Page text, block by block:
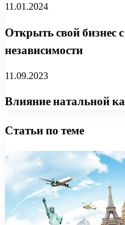
11.01.2024
Открыть свой бизнес
независимости
11.09.2023
Влияние натальной
Статьи по теме